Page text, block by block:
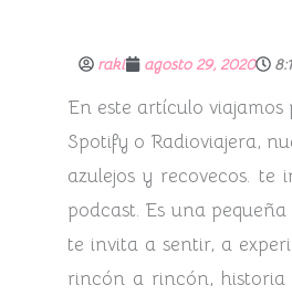
raki agosto 29, 2020
En este artículo
Spotify o Radioviajera,
azulejos y recovecos.
podcast. Es una
te invita a sentir, a
rincón a rincón, historia